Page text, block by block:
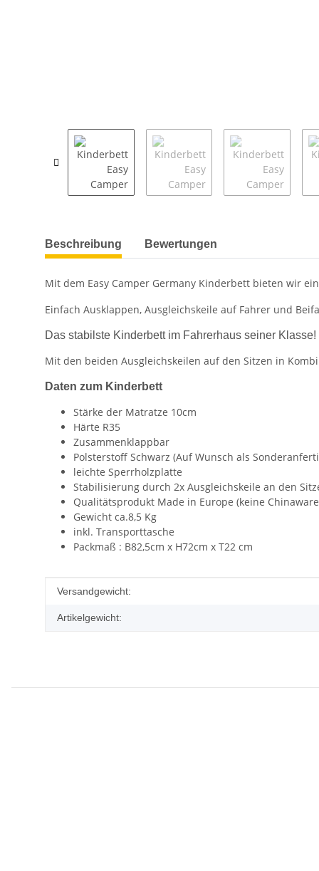
weitere Registerkarten anzeigen
Beschreibung Bewertungen
Mit dem Easy Camper Germany Kinderbett bieten wir
Einfach Ausklappen, Ausgleichskeile auf Fahrer und
Das stabilste Kinderbett im Fahrerhaus seiner Klasse!
Mit den beiden Ausgleichskeilen auf den Sitzen in
Daten zum Kinderbett
Stärke der Matratze 10cm
Härte R35
Zusammenklappbar
Polsterstoff Schwarz (Auf Wunsch als
leichte Sperrholzplatte
Stabilisierung durch 2x Ausgleichskeile an den
Qualitätsprodukt Made in Europe (keine
Gewicht ca.8,5 Kg
inkl. Transporttasche
Packmaß : B82,5cm x H72cm x T22 cm
Produkteigenschaft
Wert
Versandgewicht:
Artikelgewicht: